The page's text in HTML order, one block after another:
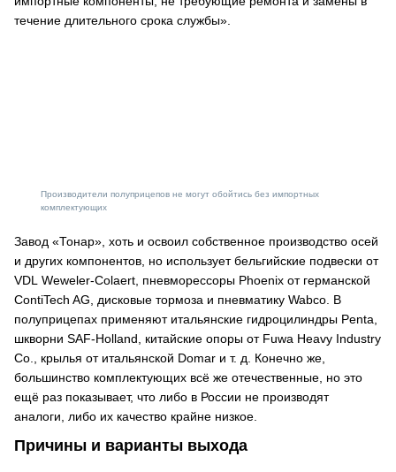
течение длительного срока службы».
Производители полуприцепов не могут обойтись без импортных
комплектующих
Завод «Тонар», хоть и освоил собственное производство осей
и других компонентов, но использует бельгийские подвески от
VDL Weweler-Colaert, пневморессоры Phoenix от германской
ContiTech AG, дисковые тормоза и пневматику Wabco. В
полуприцепах применяют итальянские гидроцилиндры Penta,
шкворни SAF-Holland, китайские опоры от Fuwa Heavy Industry
Co., крылья от итальянской Domar и т. д. Конечно же,
большинство комплектующих всё же отечественные, но это
ещё раз показывает, что либо в России не производят
аналоги, либо их качество крайне низкое.
Причины и варианты выхода